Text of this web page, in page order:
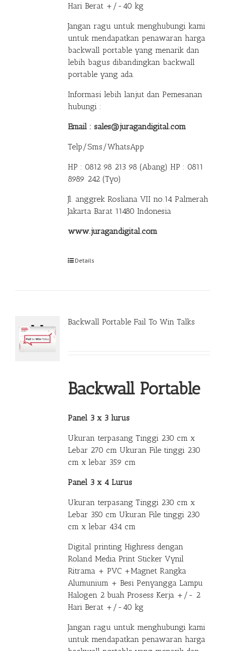
Hari Berat +/-40 kg
Jangan ragu untuk menghubungi kami
untuk mendapatkan penawaran harga
backwall portable yang menarik dan
lebih bagus dibandingkan backwall
portable yang ada.
Informasi lebih lanjut dan Pemesanan
hubungi :
Email : sales@juragandigital.com
Telp/Sms/WhatsApp
HP : 0812 98 213 98 (Abang) HP : 0811
8989 242 (Tyo)
Jl. anggrek Rosliana VII no.14 Palmerah
Jakarta Barat 11480 Indonesia
www.juragandigital.com
Details
Backwall Portable Fail To Win Talks
Backwall Portable
Panel 3 x 3 lurus
Ukuran terpasang Tinggi 230 cm x
Lebar 270 cm Ukuran File tinggi 230
cm x lebar 359 cm
Panel 3 x 4 Lurus
Ukuran terpasang Tinggi 230 cm x
Lebar 350 cm Ukuran File tinggi 230
cm x lebar 434 cm
Digital printing Highress dengan
Roland Media Print Sticker Vynil
Ritrama + PVC +Magnet Rangka
Alumunium + Besi Penyangga Lampu
Halogen 2 buah Prosess Kerja +/- 2
Hari Berat +/-40 kg
Jangan ragu untuk menghubungi kami
untuk mendapatkan penawaran harga